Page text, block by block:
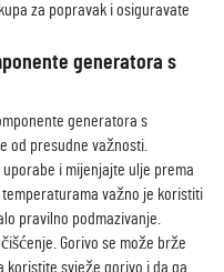
za popravak i osiguravate
generatora s
generatora s
od presudne važnosti.
i mijenjajte ulje prema
važno je koristiti
pravilno podmazivanje.
Gorivo se može brže
koristite svježe gorivo i da ga